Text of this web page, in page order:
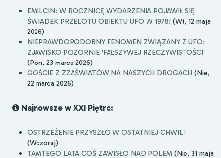
EMILCIN: W ROCZNICĘ WYDARZENIA POJAWIŁ SIĘ
ŚWIADEK PRZELOTU OBIEKTU UFO W 1978! (Wt, 12 maja
2026)
NIEPRAWDOPODOBNY FENOMEN ZWIĄZANY Z UFO:
ZJAWISKO POZORNIE 'FAŁSZYWEJ RZECZYWISTOŚCI'
(Pon, 23 marca 2026)
GOŚCIE Z ZZAŚWIATÓW NA NASZYCH DROGACH (Nie,
22 marca 2026)
Najnowsze w XXI Piętro:
OSTRZEŻENIE PRZYSZŁO W OSTATNIEJ CHWILI
(Wczoraj)
TAMTEGO LATA COŚ ZAWISŁO NAD POLEM (Nie, 31 maja